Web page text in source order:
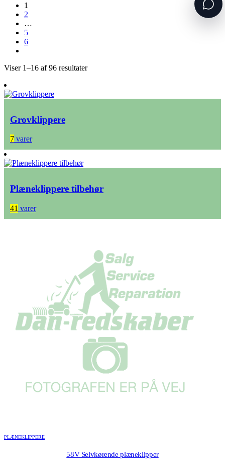
1
2
…
5
6
Viser 1–16 af 96 resultater
Grovklippere
7 varer
Plæneklippere tilbehør
41 varer
PLÆNEKLIPPERE
58V Selvkørende plæneklipper